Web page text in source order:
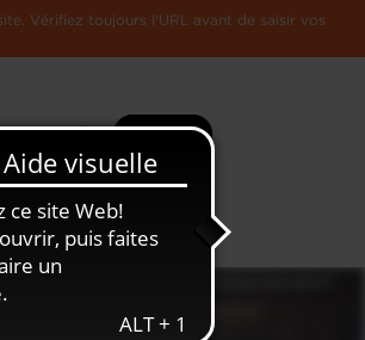
Vérifiez toujours l'URL avant de saisir vos
Plus
L'Economie